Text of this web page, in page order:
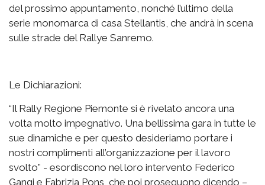
del prossimo appuntamento, nonché l’ultimo della
serie monomarca di casa Stellantis, che andrà in scena
sulle strade del Rallye Sanremo.
Le Dichiarazioni:
“Il Rally Regione Piemonte si è rivelato ancora una
volta molto impegnativo. Una bellissima gara in tutte le
sue dinamiche e per questo desideriamo portare i
nostri complimenti all’organizzazione per il lavoro
svolto” - esordiscono nel loro intervento Federico
Gangi e Fabrizia Pons, che poi proseguono dicendo –